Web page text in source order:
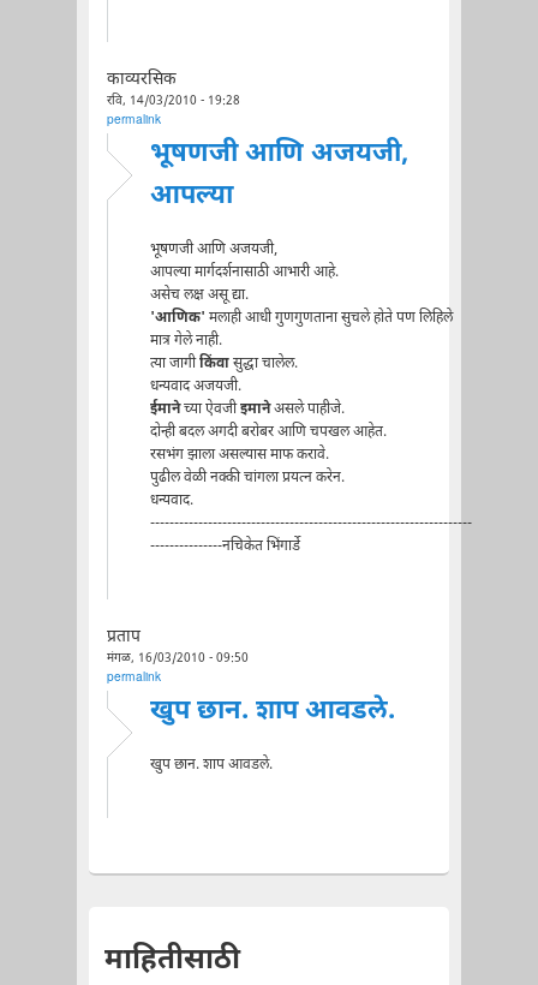
काव्यरसिक
रवि, 14/03/2010 - 19:28
permalink
भूषणजी आणि अजयजी,
आपल्या
भूषणजी आणि अजयजी,
आपल्या मार्गदर्शनासाठी आभारी आहे.
असेच लक्ष असू द्या.
'आणिक' मलाही आधी गुणगुणताना सुचले होते पण लिहिले
मात्र गेले नाही.
त्या जागीकिंवासुद्धा चालेल.
धन्यवाद अजयजी.
ईमानेच्या ऐवजीइमानेअसले पाहीजे.
दोन्ही बदल अगदी बरोबर आणि चपखल आहेत.
रसभंग झाला असल्यास माफ करावे.
पुढील वेळी नक्की चांगला प्रयत्न करेन.
धन्यवाद.
-------------------------------------------------------------------
---------------नचिकेत भिंगार्डे
प्रताप
मंगळ, 16/03/2010 - 09:50
permalink
खुप छान. शाप आवडले.
खुप छान. शाप आवडले.
माहितीसाठी